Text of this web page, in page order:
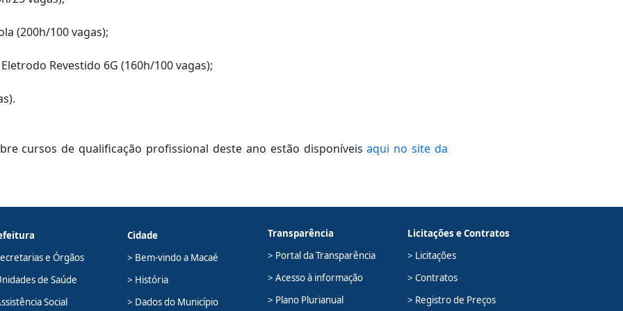
(200h/100 vagas);
Revestido 6G (160h/100 vagas);
cursos de qualificação profissional deste ano estão disponíveisaqui no site da
e Órgãos
de Saúde
Social
Cidade
> Bem-vindo a Macaé
> História
> Dados do Município
Transparência
> Portal da Transparência
> Acesso à informação
> Plano Plurianual
Licitações e Contratos
> Licitações
> Contratos
> Registro de Preços